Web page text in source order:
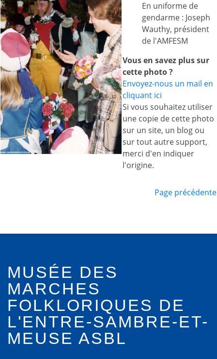
En uniforme de
gendarme : Joseph
Wauthy, président
de l'AMFESM
Vous en savez plus sur
cette photo ?
Envoyez-nous un mail en
cliquant ici
Si vous souhaitez utiliser
une copie de cette photo
sur un site, un blog ou
sur tout autre support,
merci d'en indiquer
l'origine.
Page précédente
MUSÉE DES
MARCHES
FOLKLORIQUES DE
L'ENTRE-SAMBRE-ET-
MEUSE ASBL